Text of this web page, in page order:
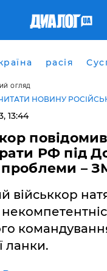
расія
ОГЛЯД
НОВИНУ
13:44
РФ під
проблеми –
військкор
ланки.